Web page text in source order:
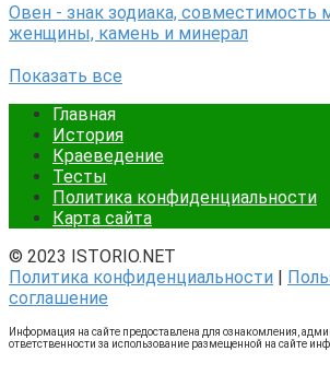
Овен - знак зодиака, совместимость
женщины, камень и минерал
Показать все
Главная
История
Краеведение
Тесты
Политика конфиденциальности
Карта сайта
© 2023 ISTORIO.NET
Политика конфиденциальности |
соглашение
Информация на сайте предоставлена для ознакомления,
ответственности за использование размещенной на сайте